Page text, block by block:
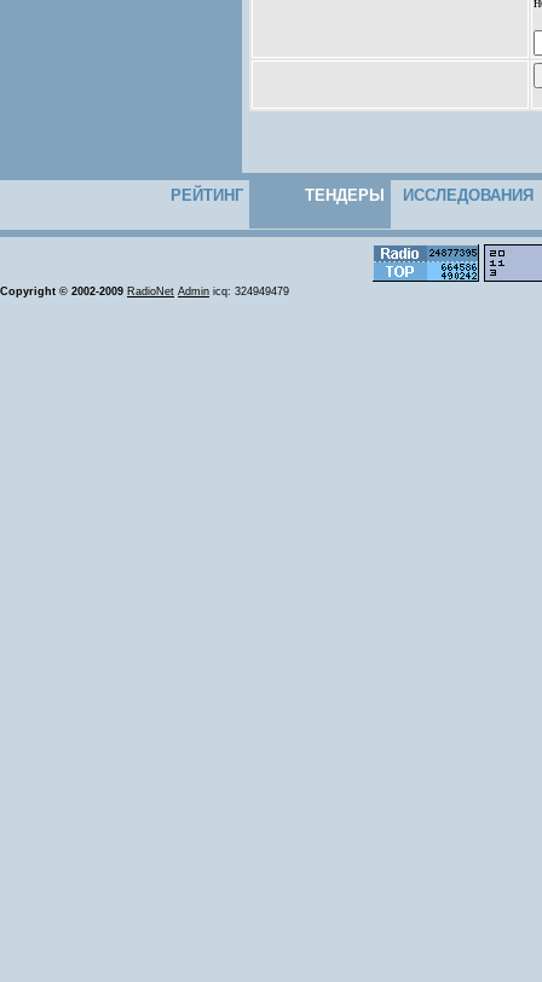
РЕЙТИНГ ТЕНДЕРЫ ИССЛЕДОВАНИЯ
Copyright © 2002-2009 RadioNet Admin icq: 324949479